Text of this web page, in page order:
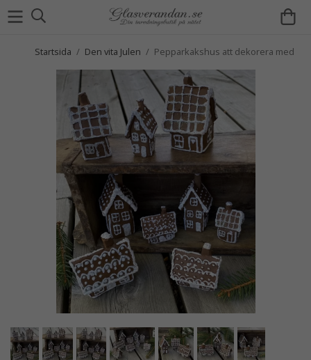
Startsida / Den vita Julen / Pepparkakshus att dekorera med